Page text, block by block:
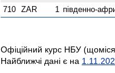
710 ZAR 1 південно-
Офіційний курс НБУ
Найближчі дані є на